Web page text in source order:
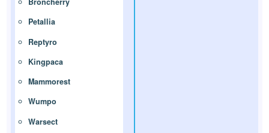
Petallia
Reptyro
Kingpaca
Mammorest
Wumpo
Warsect